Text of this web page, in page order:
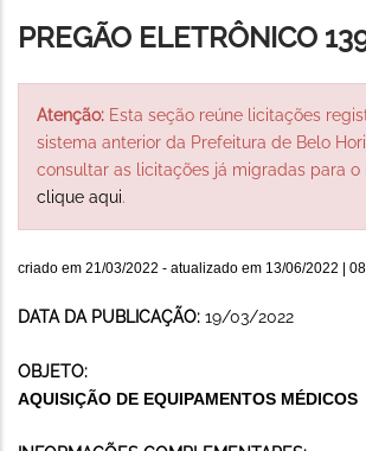
de
PREGÃO ELETRÔNICO
Atenção: Esta seção reúne licitações
sistema anterior da Prefeitura de Belo
consultar as licitações já migradas para o
clique aqui.
criado em 21/03/2022 - atualizado em 13/06/2022 |
DATA DA PUBLICAÇÃO: 19/03/2022
OBJETO:
AQUISIÇÃO DE EQUIPAMENTOS MÉDICOS